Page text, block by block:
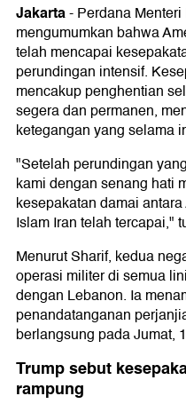
Jakarta-Perdana
mengumumkan bahwa
telah mencapai
perundingan intensif.
mencakup penghentian
segera dan permanen,
ketegangan yang selama
"Setelah perundingan
kami dengan senang hati
kesepakatan damai
Islam Iran telah tercapai,"
Menurut Sharif, kedua
operasi militer di semua
dengan Lebanon. Ia
penandatanganan
berlangsung pada Jumat,
Trump sebut
rampung